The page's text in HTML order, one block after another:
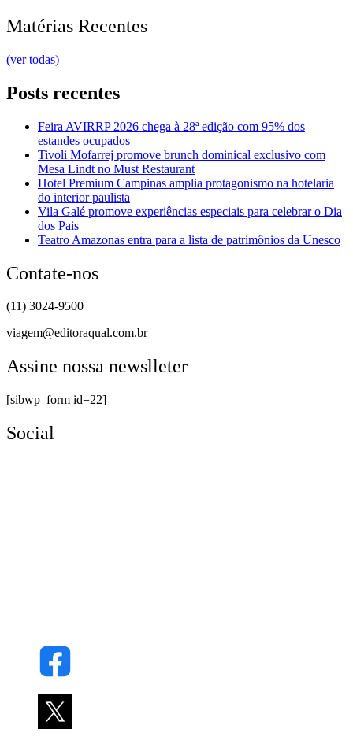
Matérias Recentes
(ver todas)
Posts recentes
Feira AVIRRP 2026 chega à 28ª edição com 95% dos
estandes ocupados
Tivoli Mofarrej promove brunch dominical exclusivo com
Mesa Lindt no Must Restaurant
Hotel Premium Campinas amplia protagonismo na hotelaria
do interior paulista
Vila Galé promove experiências especiais para celebrar o Dia
dos Pais
Teatro Amazonas entra para a lista de patrimônios da Unesco
Contate-nos
(11) 3024-9500
viagem@editoraqual.com.br
Assine nossa newslleter
[sibwp_form id=22]
Social